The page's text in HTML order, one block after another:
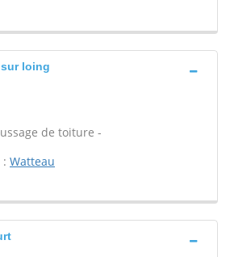
loing
de toiture -
Watteau